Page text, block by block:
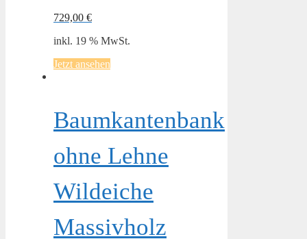
729,00 €
inkl. 19 % MwSt.
Jetzt ansehen
Baumkantenbank
ohne Lehne
Wildeiche
Massivholz